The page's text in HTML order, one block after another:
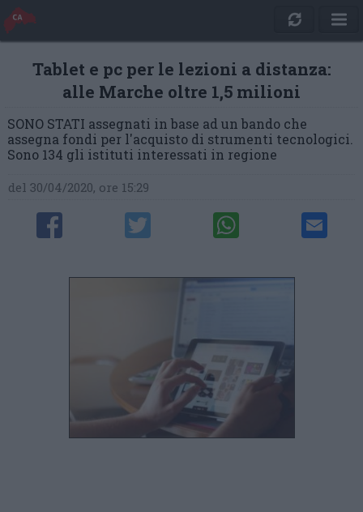
Tablet e pc per le lezioni a distanza:
alle Marche oltre 1,5 milioni
SONO STATI assegnati in base ad un bando che
assegna fondi per l'acquisto di strumenti tecnologici.
Sono 134 gli istituti interessati in regione
del 30/04/2020, ore 15:29